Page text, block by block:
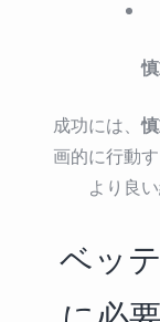
成功には、
画的に行動
より良
ベッ